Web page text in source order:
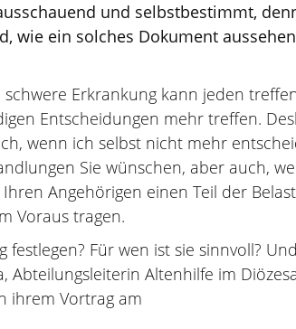
und selbstbestimmt,
wie ein solches Dokument
Erkrankung kann jeden
Entscheidungen mehr treffen.
wenn ich selbst nicht mehr
Sie wünschen, aber auch,
Angehörigen einen Teil der
Voraus tragen.
Für wen ist sie sinnvoll?
Altenhilfe im
ihrem Vortrag am